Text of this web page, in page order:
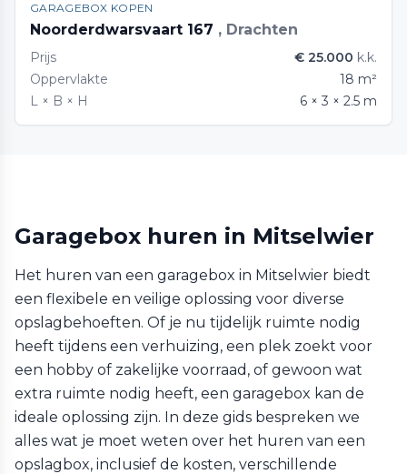
GARAGEBOX KOPEN
Noorderdwarsvaart 167 , Drachten
Prijs € 25.000 k.k.
Oppervlakte
18 m²
L × B × H
6 × 3 × 2.5 m
Garagebox huren in Mitselwier
Het huren van een garagebox in Mitselwier biedt
een flexibele en veilige oplossing voor diverse
opslagbehoeften. Of je nu tijdelijk ruimte nodig
heeft tijdens een verhuizing, een plek zoekt voor
een hobby of zakelijke voorraad, of gewoon wat
extra ruimte nodig heeft, een garagebox kan de
ideale oplossing zijn. In deze gids bespreken we
alles wat je moet weten over het huren van een
opslagbox, inclusief de kosten, verschillende